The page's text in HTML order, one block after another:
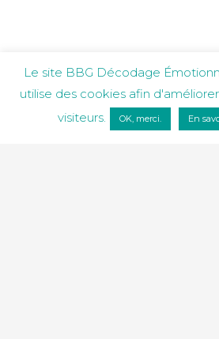
Le site BBG Décodage
utilise des cookies afin
visiteurs.
OK, merci. En